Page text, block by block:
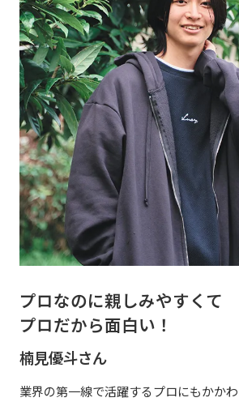
プロなのに親しみやすくて
プロだから面白い！
楠見優斗さん
業界の第一線で活躍するプロにもかか